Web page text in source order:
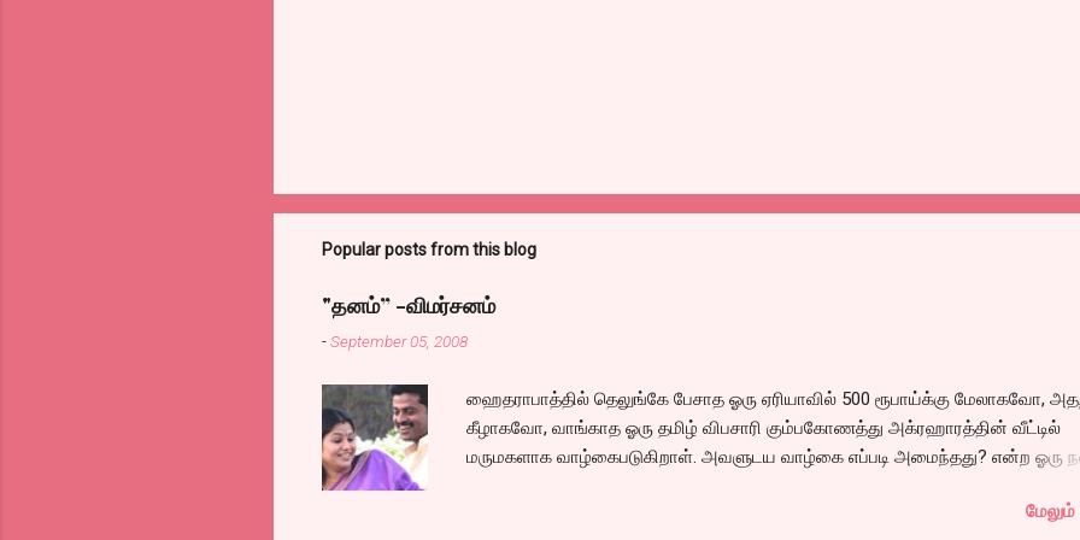
Popular posts from this blog
"தனம்” -விமர்சனம்
-September 05, 2008
ஹைதராபாத்தில் தெலுங்கே பேசாத ஓரு ஏரியாவில் 500 ரூபாய்க்கு மேலாகவோ,
கீழாகவோ, வாங்காத ஓரு தமிழ் விபசாரி கும்பகோணத்து அக்ரஹாரத்தின் வீட்டில்
மருமகளாக வாழ்கைபடுகிறாள். அவளுடய வாழ்கை எப்படி அமைந்தது? என்ற ஓரு
குழப்பி, நம்பமுடியாத திரைக்கதையால் சொதப்பி,சங்கீதாவை ஏதோ ரஜினியை போல
மேலும்